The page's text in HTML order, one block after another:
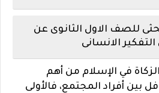
للصف الاول الثانوى عن
الانسانى
في الإسلام من أهم
بين أفراد المجتمع، فالأولى